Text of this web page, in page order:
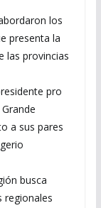
los
presenta la
las provincias
pro
a sus pares
busca
regionales